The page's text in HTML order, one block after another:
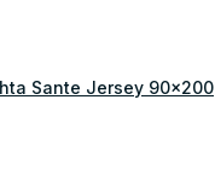
Sante Jersey 90x200